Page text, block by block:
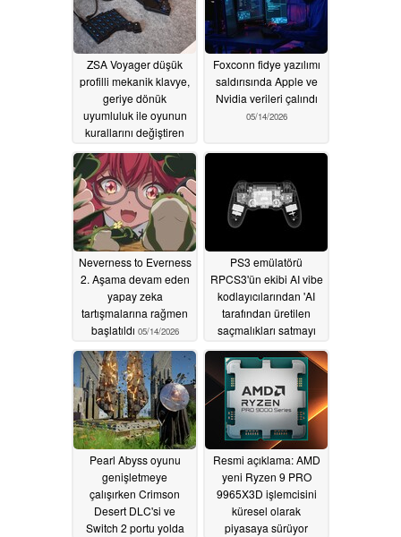
ZSA Voyager düşük
profilli mekanik klavye,
geriye dönük
uyumluluk ile oyunun
kurallarını değiştiren
touchpad'e sahip
05/14/2026
Foxconn fidye yazılımı
saldırısında Apple ve
Nvidia verileri çalındı
05/14/2026
Neverness to Everness
2. Aşama devam eden
yapay zeka
tartışmalarına rağmen
başlatıldı 05/14/2026
PS3 emülatörü
RPCS3'ün ekibi AI vibe
kodlayıcılarından 'AI
tarafından üretilen
saçmalıkları satmayı
05/14/2026
Pearl Abyss oyunu
genişletmeye
çalışırken Crimson
Desert DLC'si ve
Switch 2 portu yolda
Resmi açıklama: AMD
yeni Ryzen 9 PRO
9965X3D işlemcisini
küresel olarak
piyasaya sürüyor